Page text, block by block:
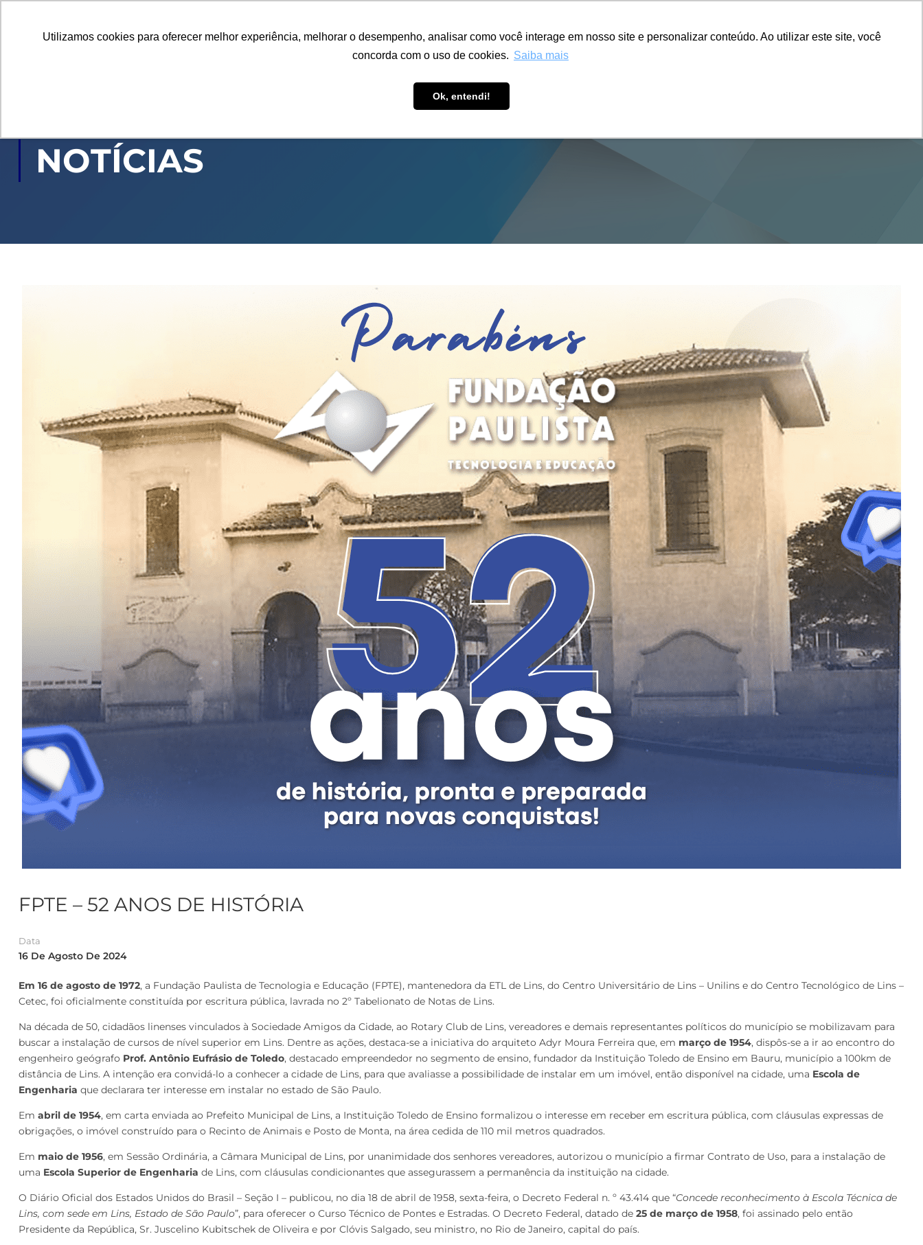
Utilizamos cookies para oferecer melhor experiência, melhorar o desempenho, analisar como você interage em nosso site e personalizar conteúdo. Ao utilizar este site, você
concorda com o uso de cookies. Saiba mais
Ok, entendi!
PÓS-GRADUAÇÃO CAPACITAÇÃO EXTENSÃO PESQUISA
NOTÍCIAS
FPTE – 52 ANOS DE HISTÓRIA
Data
16 De Agosto De 2024
Em 16 de agosto de 1972, a Fundação Paulista de Tecnologia e Educação (FPTE), mantenedora da ETL de Lins, do Centro Universitário de Lins – Unilins e do Centro Tecnológico de Lins –
Cetec, foi oficialmente constituída por escritura pública, lavrada no 2º Tabelionato de Notas de Lins.
Na década de 50, cidadãos linenses vinculados à Sociedade Amigos da Cidade, ao Rotary Club de Lins, vereadores e demais representantes políticos do município se mobilizavam para
buscar a instalação de cursos de nível superior em Lins. Dentre as ações, destaca-se a iniciativa do arquiteto Adyr Moura Ferreira que, em março de 1954, dispôs-se a ir ao encontro do
engenheiro geógrafo Prof. Antônio Eufrásio de Toledo, destacado empreendedor no segmento de ensino, fundador da Instituição Toledo de Ensino em Bauru, município a 100km de
distância de Lins. A intenção era convidá-lo a conhecer a cidade de Lins, para que avaliasse a possibilidade de instalar em um imóvel, então disponível na cidade, uma Escola de
Engenharia que declarara ter interesse em instalar no estado de São Paulo.
Em abril de 1954, em carta enviada ao Prefeito Municipal de Lins, a Instituição Toledo de Ensino formalizou o interesse em receber em escritura pública, com cláusulas expressas de
obrigações, o imóvel construído para o Recinto de Animais e Posto de Monta, na área cedida de 110 mil metros quadrados.
Em maio de 1956, em Sessão Ordinária, a Câmara Municipal de Lins, por unanimidade dos senhores vereadores, autorizou o município a firmar Contrato de Uso, para a instalação de
uma Escola Superior de Engenharia de Lins, com cláusulas condicionantes que assegurassem a permanência da instituição na cidade.
O Diário Oficial dos Estados Unidos do Brasil – Seção I – publicou, no dia 18 de abril de 1958, sexta-feira, o Decreto Federal n. º 43.414 que “Concede reconhecimento à Escola Técnica de
Lins, com sede em Lins, Estado de São Paulo”, para oferecer o Curso Técnico de Pontes e Estradas. O Decreto Federal, datado de 25 de março de 1958, foi assinado pelo então
Presidente da República, Sr. Juscelino Kubitschek de Oliveira e por Clóvis Salgado, seu ministro, no Rio de Janeiro, capital do país.